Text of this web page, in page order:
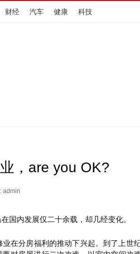
财经 汽车 健康 科技
，are you OK?
admin
国内发展仅二十余载，却几经变化。
业在分房福利的推动下兴起。到了上世